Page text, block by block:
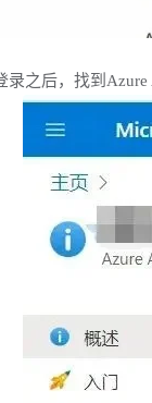
录之后，找到